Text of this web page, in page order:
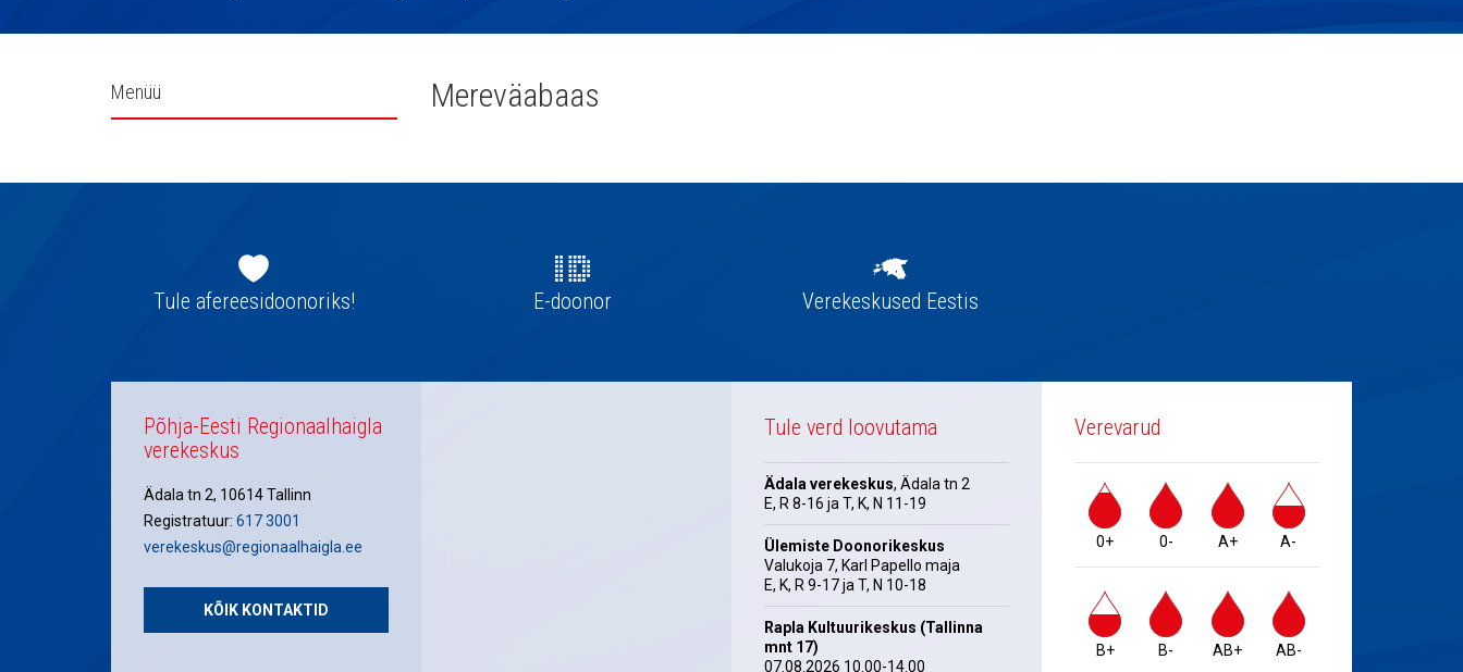
Külgpaani
Menüü Mereväabaas
navigatsioonTule afereesidoonoriks! E-doonor Verekeskused Eestis
Põhja-Eesti Regionaalhaigla
verekeskus
Ädala tn 2, 10614 Tallinn
Registratuur: 617 3001
verekeskus@regionaalhaigla.ee
KÕIK KONTAKTID
Tule verd loovutama
Ädala verekeskus, Ädala tn 2
E, R 8-16 ja T, K, N 11-19
Ülemiste Doonorikeskus
Valukoja 7, Karl Papello maja
E, K, R 9-17 ja T, N 10-18
Rapla Kultuurikeskus (Tallinna
mnt 17)
07.08.2026 10.00-14.00
Verevarud
0+ 0- A+ A-
B+ B- AB+ AB-